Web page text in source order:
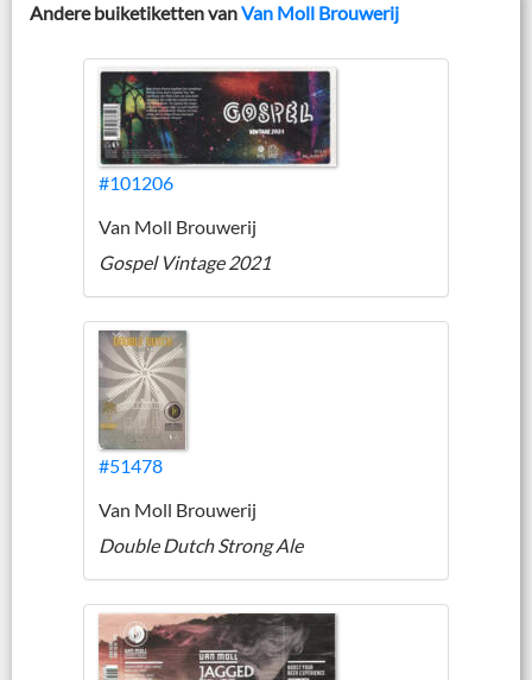
Andere buiketiketten vanVan Moll Brouwerij
#101206
Van Moll Brouwerij
Gospel Vintage 2021
#51478
Van Moll Brouwerij
Double Dutch Strong Ale